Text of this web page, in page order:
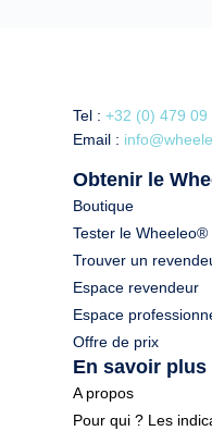
Tel :+32 (0) 479 09
Email :
Obtenir le
Boutique
Tester le Wheeleo®
Trouver un
Espace revendeur
Espace
Offre de prix
En savoir plus
A propos
Pour qui ? Les